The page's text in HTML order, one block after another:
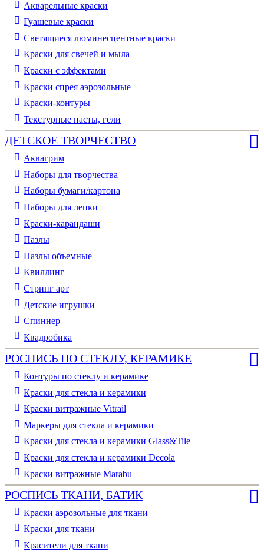
Акварельные краски
Гуашевые краски
Светящиеся люминесцентные краски
Краски для свечей и мыла
Краски с эффектами
Краски спрея аэрозольные
Краски-контуры
Текстурные пасты, гели
ДЕТСКОЕ ТВОРЧЕСТВО
Аквагрим
Наборы для творчества
Наборы бумаги/картона
Наборы для лепки
Краски-карандаши
Пазлы
Пазлы объемные
Квиллинг
Стринг арт
Детские игрушки
Спиннер
Квадробика
РОСПИСЬ ПО СТЕКЛУ, КЕРАМИКЕ
Контуры по стеклу и керамике
Краски для стекла и керамики
Краски витражные Vitrail
Маркеры для стекла и керамики
Краски для стекла и керамики Glass&Tile
Краски для стекла и керамики Decola
Краски витражные Marabu
РОСПИСЬ ТКАНИ, БАТИК
Краски аэрозольные для ткани
Краски для ткани
Красители для ткани